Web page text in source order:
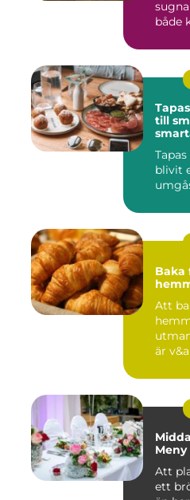
både
till
blivit
Baka
Att
är
Att
ett